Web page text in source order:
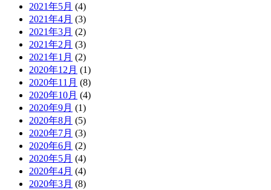
2021年5月 (4)
2021年4月 (3)
2021年3月 (2)
2021年2月 (3)
2021年1月 (2)
2020年12月 (1)
2020年11月 (8)
2020年10月 (4)
2020年9月 (1)
2020年8月 (5)
2020年7月 (3)
2020年6月 (2)
2020年5月 (4)
2020年4月 (4)
2020年3月 (8)